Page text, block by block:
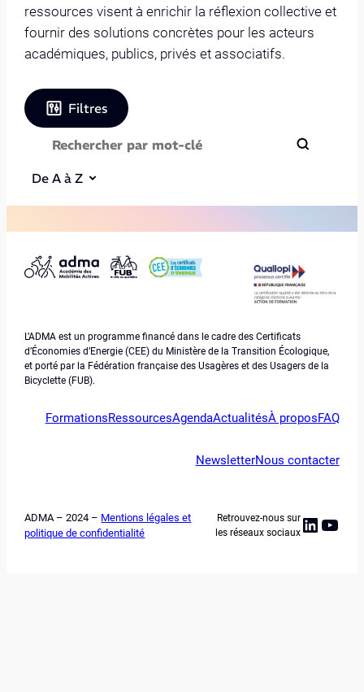
ressources visent à enrichir la réflexion collective et
fournir des solutions concrètes pour les acteurs
académiques, publics, privés et associatifs.
Filtres
De A à Z
L’ADMA est un programme financé dans le cadre des Certificats
d’Économies d’Energie (CEE) du Ministère de la Transition Écologique,
et porté par la Fédération française des Usagères et des Usagers de la
Bicyclette (FUB).
FormationsRessourcesAgendaActualitésÀ proposFAQ
NewsletterNous contacter
ADMA – 2024 – Mentions légales et
politique de confidentialité
Retrouvez-nous sur
les réseaux sociaux